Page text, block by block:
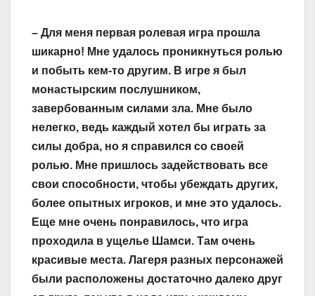
– Для меня первая ролевая игра прошла
шикарно! Мне удалось проникнуться ролью
и побыть кем-то другим. В игре я был
монастырским послушником,
завербованным силами зла. Мне было
нелегко, ведь каждый хотел бы играть за
силы добра, но я справился со своей
ролью. Мне пришлось задействовать все
свои способности, чтобы убеждать других,
более опытных игроков, и мне это удалось.
Еще мне очень понравилось, что игра
проходила в ущелье Шамси. Там очень
красивые места. Лагеря разных персонажей
были расположены достаточно далеко друг